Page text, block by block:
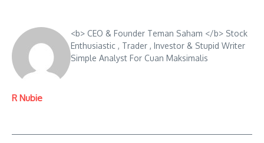
R Nubie
<b> CEO & Founder Teman Saham </b> Stock
Enthusiastic , Trader , Investor & Stupid Writer
Simple Analyst For Cuan Maksimalis